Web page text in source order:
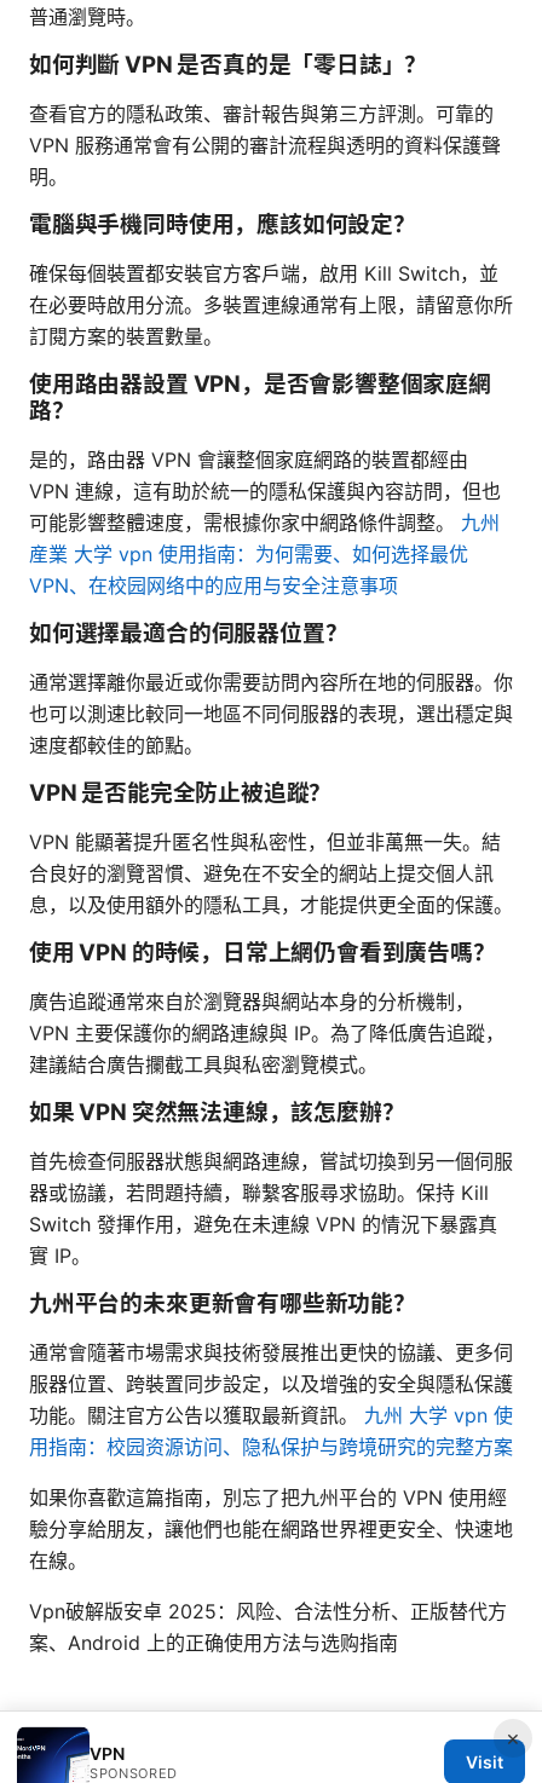
普通瀏覽時。
如何判斷 VPN 是否真的是「零日誌」？
查看官方的隱私政策、審計報告與第三方評測。可靠的
VPN 服務通常會有公開的審計流程與透明的資料保護聲
明。
電腦與手機同時使用，應該如何設定？
確保每個裝置都安裝官方客戶端，啟用 Kill Switch，並
在必要時啟用分流。多裝置連線通常有上限，請留意你所
訂閱方案的裝置數量。
使用路由器設置 VPN，是否會影響整個家庭網
路？
是的，路由器 VPN 會讓整個家庭網路的裝置都經由
VPN 連線，這有助於統一的隱私保護與內容訪問，但也
可能影響整體速度，需根據你家中網路條件調整。 九州
産業 大学 vpn 使用指南：为何需要、如何选择最优
VPN、在校园网络中的应用与安全注意事项
如何選擇最適合的伺服器位置？
通常選擇離你最近或你需要訪問內容所在地的伺服器。你
也可以測速比較同一地區不同伺服器的表現，選出穩定與
速度都較佳的節點。
VPN 是否能完全防止被追蹤？
VPN 能顯著提升匿名性與私密性，但並非萬無一失。結
合良好的瀏覽習慣、避免在不安全的網站上提交個人訊
息，以及使用額外的隱私工具，才能提供更全面的保護。
使用 VPN 的時候，日常上網仍會看到廣告嗎？
廣告追蹤通常來自於瀏覽器與網站本身的分析機制，
VPN 主要保護你的網路連線與 IP。為了降低廣告追蹤，
建議結合廣告攔截工具與私密瀏覽模式。
如果 VPN 突然無法連線，該怎麼辦？
首先檢查伺服器狀態與網路連線，嘗試切換到另一個伺服
器或協議，若問題持續，聯繫客服尋求協助。保持 Kill
Switch 發揮作用，避免在未連線 VPN 的情況下暴露真
實 IP。
九州平台的未來更新會有哪些新功能？
通常會隨著市場需求與技術發展推出更快的協議、更多伺
服器位置、跨裝置同步設定，以及增強的安全與隱私保護
功能。關注官方公告以獲取最新資訊。 九州 大学 vpn 使
用指南：校园资源访问、隐私保护与跨境研究的完整方案
如果你喜歡這篇指南，別忘了把九州平台的 VPN 使用經
驗分享給朋友，讓他們也能在網路世界裡更安全、快速地
在線。
Vpn破解版安卓 2025：风险、合法性分析、正版替代方
案、Android 上的正确使用方法与选购指南
×
VPN
SPONSORED
Visit